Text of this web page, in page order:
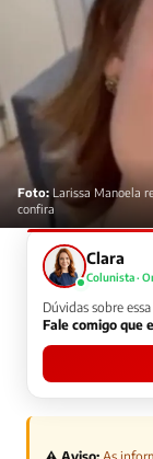
Foto: Larissa Manoela
confira
Clara
Colunista ·
Dúvidas sobre
Fale comigo que